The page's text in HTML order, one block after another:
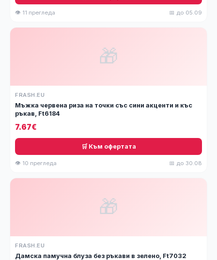
👁 11 прегледа 📅 до 05.09
🎁
FRASH.EU
Мъжка червена риза на точки със сини акценти и къс
ръкав, Ft6184
7.67€
🛒 Към офертата
👁 10 прегледа 📅 до 30.08
🎁
FRASH.EU
Дамска памучна блуза без ръкави в зелено, Ft7032